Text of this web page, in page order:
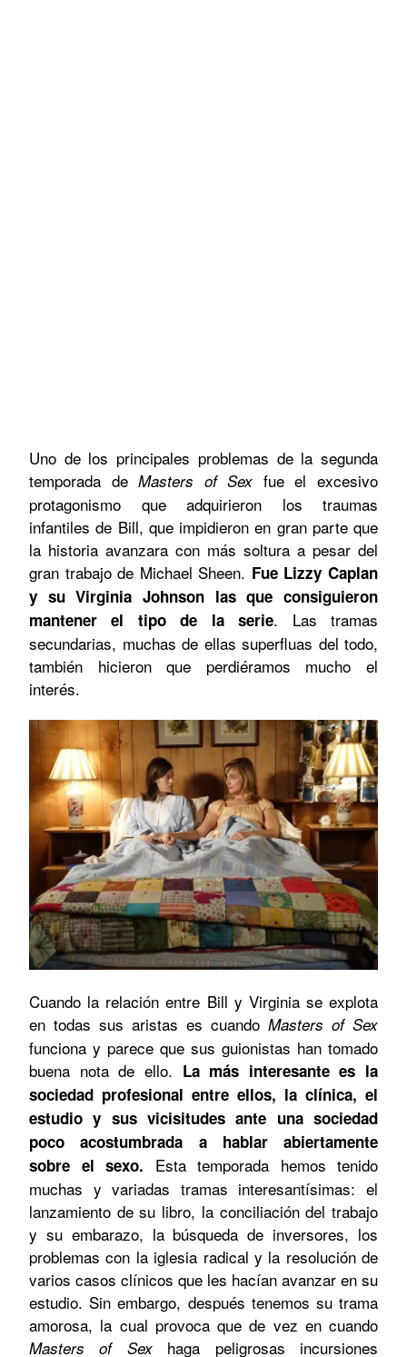
Uno de los principales problemas de la segunda
temporada deMasters of Sex fue el excesivo
protagonismo que adquirieron los traumas
infantiles de Bill, que impidieron en gran parte que
la historia avanzara con más soltura a pesar del
gran trabajo de Michael Sheen. Fue Lizzy Caplan
y su Virginia Johnson las que consiguieron
mantener el tipo de la serie. Las tramas
secundarias, muchas de ellas superfluas del todo,
también hicieron que perdiéramos mucho el
interés.
Cuando la relación entre Bill y Virginia se explota
en todas sus aristas es cuando Masters of Sex
funciona y parece que sus guionistas han tomado
buena nota de ello. La más interesante es la
sociedad profesional entre ellos, la clínica, el
estudio y sus vicisitudes ante una sociedad
poco acostumbrada a hablar abiertamente
sobre el sexo. Esta temporada hemos tenido
muchas y variadas tramas interesantísimas: el
lanzamiento de su libro, la conciliación del trabajo
y su embarazo, la búsqueda de inversores, los
problemas con la iglesia radical y la resolución de
varios casos clínicos que les hacían avanzar en su
estudio. Sin embargo, después tenemos su trama
amorosa, la cual provoca que de vez en cuando
Masters of Sexhaga peligrosas incursiones